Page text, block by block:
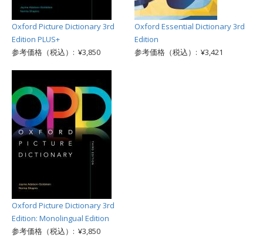
Oxford Picture Dictionary 3rd
Edition PLUS+
参考価格（税込）: ¥3,850
Oxford Essential Dictionary 3rd
Edition
参考価格（税込）: ¥3,421
Oxford Picture Dictionary 3rd
Edition: Monolingual Edition
参考価格（税込）: ¥3,850